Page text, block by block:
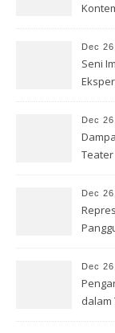
Dec
Seni
Dec
Dec
Dec
dalam